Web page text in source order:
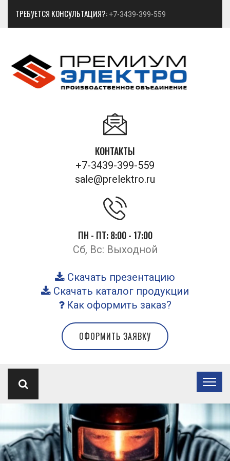
ТРЕБУЕТСЯ КОНСУЛЬТАЦИЯ?: +7-3439-399-559
КОНТАКТЫ
+7-3439-399-559
sale@prelektro.ru
ПН - ПТ: 8:00 - 17:00
Сб, Вс: Выходной
Скачать презентацию
Скачать каталог продукции
Как оформить заказ?
ОФОРМИТЬ ЗАЯВКУ